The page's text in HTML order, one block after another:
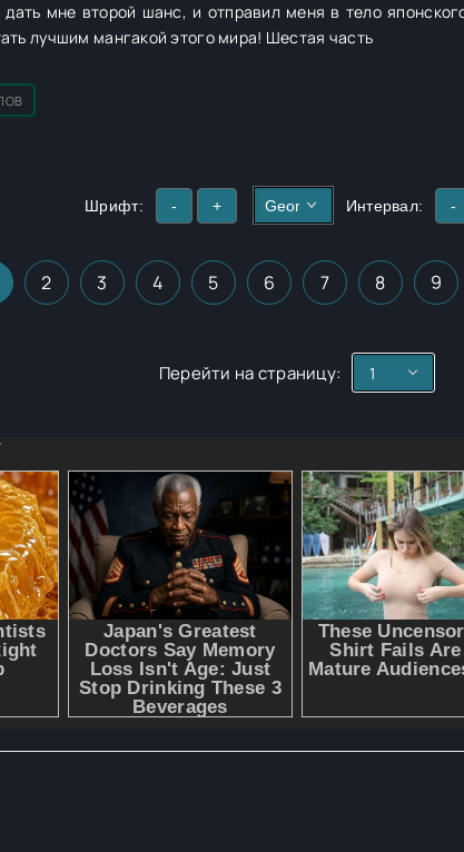
мне второй шанс, и отправил меня в тело
лучшим мангакой этого мира! Шестая часть
Шрифт: - + Интервал: -
2 3 4 5 6 7 8 9
Перейти на страницу: